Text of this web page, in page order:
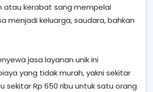
atau kerabat sang mempelai
menjadi keluarga, saudara, bahkan
jasa layanan unik ini
yang tidak murah, yakni sekitar
sekitar Rp 650 ribu untuk satu orang